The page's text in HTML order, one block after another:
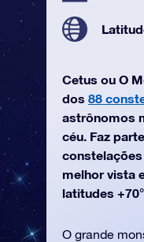
Cetus ou O
dos 88
astrônomos
céu. Faz
melhor vista
latitudes
O grande